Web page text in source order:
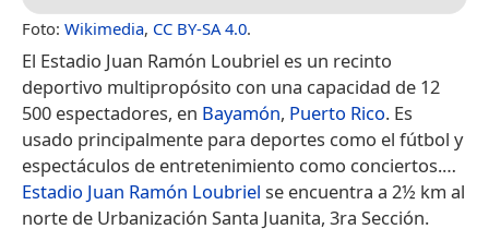
Foto: Wikimedia, CC BY-SA 4.0.
El Estadio Juan Ramón Loubriel​ es un recinto
deportivo multipropósito con una capacidad de 12
500 espectadores, en Bayamón, Puerto Rico.​ Es
usado principalmente para deportes como el fútbol y
espectáculos de entretenimiento como conciertos.​…
Estadio Juan Ramón Loubriel se encuentra a 2½ km al
norte de Urbanización Santa Juanita, 3ra Sección.